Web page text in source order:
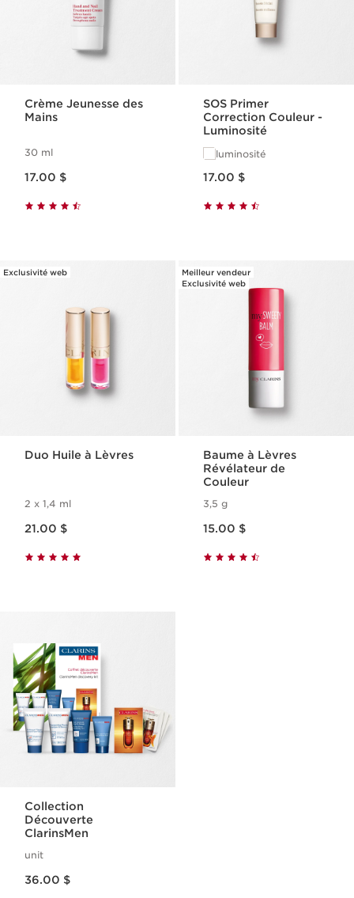
Crème Jeunesse des
Mains
30 ml
17.00 $
SOS Primer
Correction Couleur -
Luminosité
luminosité
17.00 $
Exclusivité web
Duo Huile à Lèvres
2 x 1,4 ml
21.00 $
Meilleur vendeur
Exclusivité web
Baume à Lèvres
Révélateur de
Couleur
3,5 g
15.00 $
Collection
Découverte
ClarinsMen
unit
36.00 $